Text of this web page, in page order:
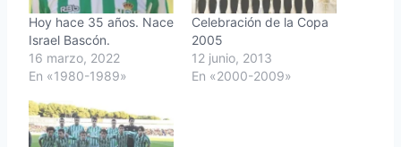
Hoy hace 35 años. Nace
Israel Bascón.
16 marzo, 2022
En «1980-1989»
Celebración de la Copa
2005
12 junio, 2013
En «2000-2009»